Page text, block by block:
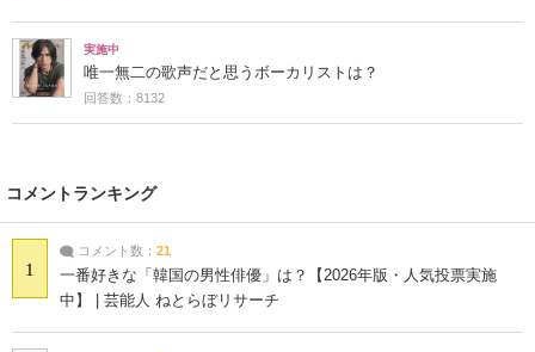
実施中
唯一無二の歌声だと思うボーカリストは？
回答数：8132
コメントランキング
1
コメント数： 21
一番好きな「韓国の男性俳優」は？【2026年版・人気投票実施
中】 | 芸能人 ねとらぼリサーチ